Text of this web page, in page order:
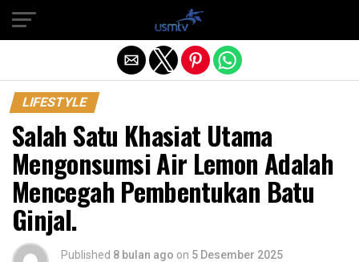
LIFESTYLE
Salah Satu Khasiat Utama
Mengonsumsi Air Lemon Adalah
Mencegah Pembentukan Batu
Ginjal.
Published 8 bulan ago on 5 Desember 2025
Exit mobile version